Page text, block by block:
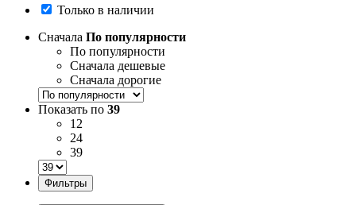
Только в наличии
Сначала По популярности
По популярности
Сначала дешевые
Сначала дорогие
Показать по 39
12
24
39
Фильтры